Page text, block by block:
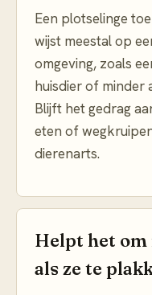
Een plotselinge
wijst meestal op
omgeving, zoals
huisdier of minder
Blijft het gedrag
eten of
dierenarts.
Helpt het
als ze te